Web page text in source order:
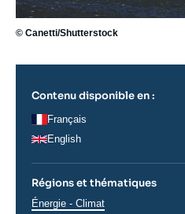
© Canetti/Shutterstock
Contenu disponible en :
Français
English
Régions et thématiques
Thématiques
Énergie - Climat